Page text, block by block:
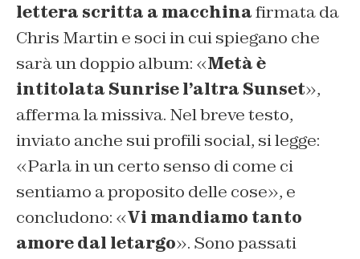
lettera scritta a macchinafirmata da
Chris Martin e soci in cui spiegano che
sarà un doppio album: «Metà è
intitolata Sunrisel’altra Sunset»,
afferma la missiva. Nel breve testo,
inviato anche sui profili social, si legge:
«Parla in un certo senso di come ci
sentiamo a proposito delle cose», e
concludono: «Vi mandiamo tanto
amore dal letargo». Sono passati